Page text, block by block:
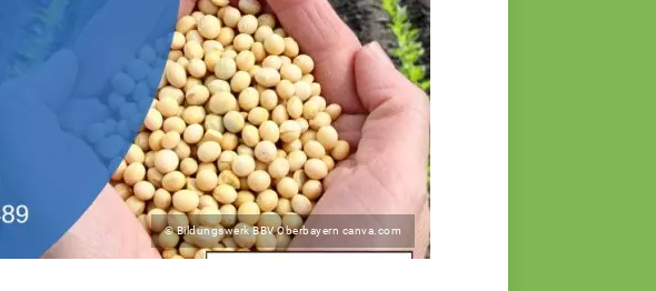
© Bildungswerk BBV Oberbayern canva.com